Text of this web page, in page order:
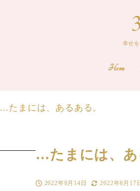
幸せ
Home
…たまには、あるある。
…たまには、あ
投稿日
2022年8月14日
更新日
2022年8月17